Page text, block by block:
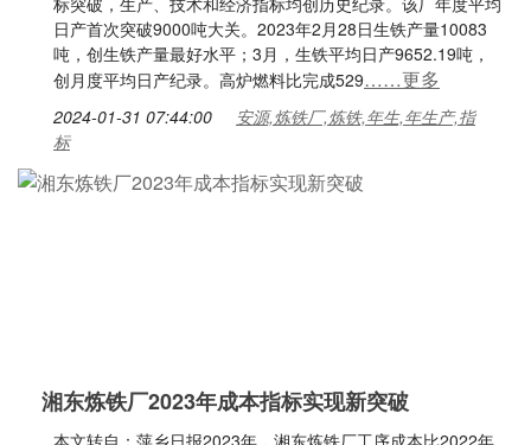
日产首次突破9000吨大关。2023年2月28日生铁产量10083
吨，创生铁产量最好水平；3月，生铁平均日产9652.19吨，
创月度平均日产纪录。高炉燃料比完成529……更多
2024-01-31 07:44:00
安源,炼铁厂,炼铁,年生,年生产,指
标
湘东炼铁厂2023年成本指标实现新突破
本文转自：萍乡日报2023年，湘东炼铁厂工序成本比2022年